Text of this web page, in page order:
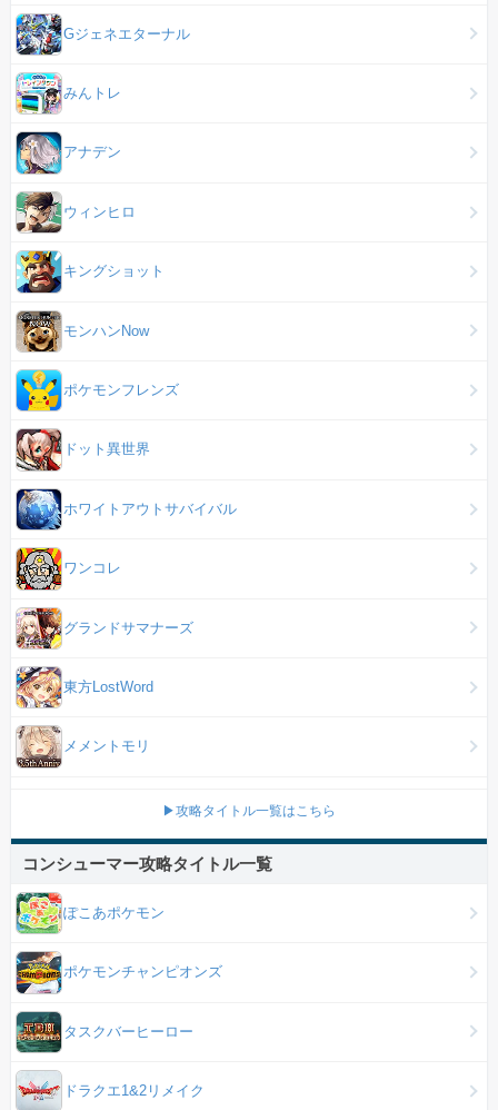
Gジェネエターナル
みんトレ
アナデン
ウィンヒロ
キングショット
モンハンNow
ポケモンフレンズ
ドット異世界
ホワイトアウトサバイバル
ワンコレ
グランドサマナーズ
東方LostWord
メメントモリ
▶攻略タイトル一覧はこちら
コンシューマー攻略タイトル一覧
ぽこあポケモン
ポケモンチャンピオンズ
タスクバーヒーロー
ドラクエ1&2リメイク